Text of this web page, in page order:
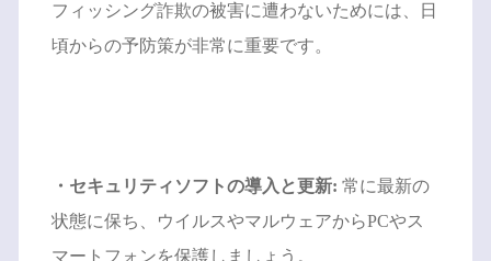
フィッシング詐欺の被害に遭わないためには、日
頃からの予防策が非常に重要です。
・セキュリティソフトの導入と更新: 常に最新の
状態に保ち、ウイルスやマルウェアからPCやス
マートフォンを保護しましょう。